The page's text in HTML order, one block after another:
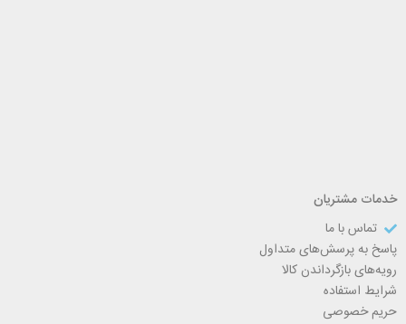
خدمات مشتریان
تماس با ما
پاسخ به پرسش‌های متداول
رویه‌های بازگرداندن کالا
شرایط استفاده
حریم خصوصی